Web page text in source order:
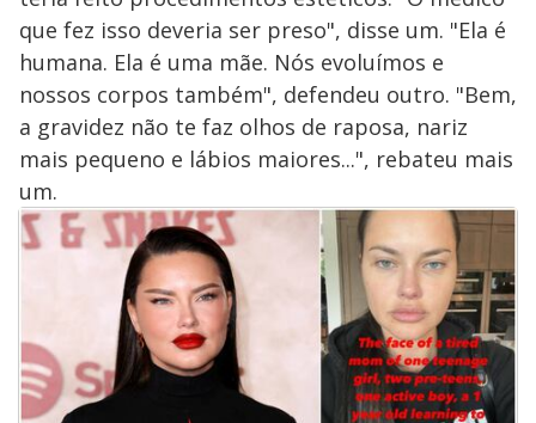
que fez isso deveria ser preso", disse um. "Ela é
humana. Ela é uma mãe. Nós evoluímos e
nossos corpos também", defendeu outro. "Bem,
a gravidez não te faz olhos de raposa, nariz
mais pequeno e lábios maiores...", rebateu mais
um.